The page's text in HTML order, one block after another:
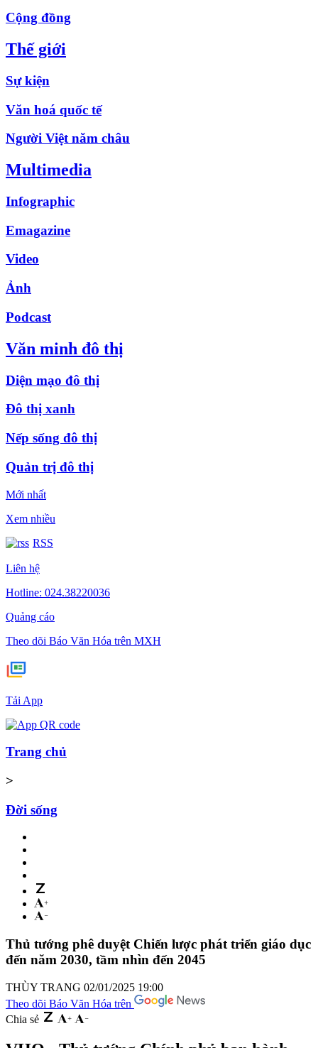
Cộng đồng
Thế giới
Sự kiện
Văn hoá quốc tế
Người Việt năm châu
Multimedia
Infographic
Emagazine
Video
Ảnh
Podcast
Văn minh đô thị
Diện mạo đô thị
Đô thị xanh
Nếp sống đô thị
Quản trị đô thị
Mới nhất
Xem nhiều
RSS
Liên hệ
Hotline: 024.38220036
Quảng cáo
Theo dõi Báo Văn Hóa trên MXH
Tải App
Trang chủ
>
Đời sống
Thủ tướng phê duyệt Chiến lược phát triển giáo dục
đến năm 2030, tầm nhìn đến 2045
THÙY TRANG 02/01/2025 19:00
Theo dõi Báo Văn Hóa trên
Chia sẻ